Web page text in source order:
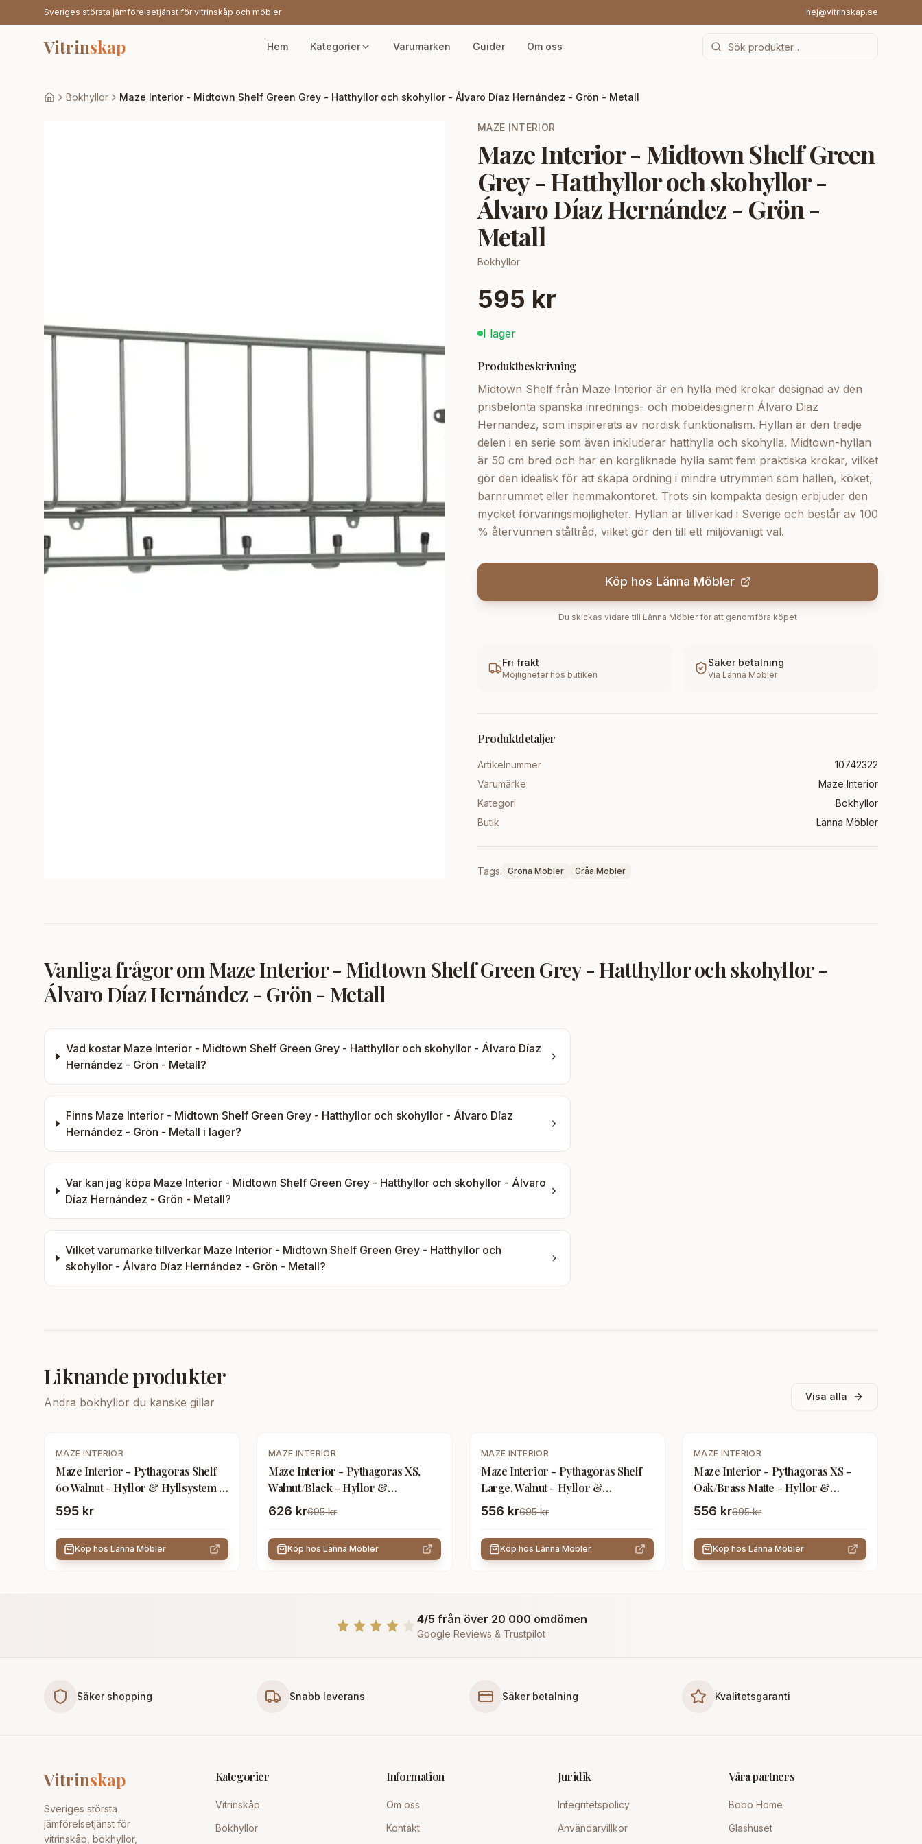
Sveriges största jämförelsetjänst för vitrinskåp och möbler hej@vitrinskap.se
Vitrinskap Hem Kategorier Varumärken Guider Om oss
Bokhyllor Maze Interior - Midtown Shelf Green Grey - Hatthyllor och skohyllor - Álvaro Díaz Hernández - Grön - Metall
MAZE INTERIOR
Maze Interior - Midtown Shelf Green
Grey - Hatthyllor och skohyllor -
Álvaro Díaz Hernández - Grön -
Metall
Bokhyllor
595 kr
I lager
Produktbeskrivning
Midtown Shelf från Maze Interior är en hylla med krokar designad av den
prisbelönta spanska inrednings- och möbeldesignern Álvaro Diaz
Hernandez, som inspirerats av nordisk funktionalism. Hyllan är den tredje
delen i en serie som även inkluderar hatthylla och skohylla. Midtown-hyllan
är 50 cm bred och har en korgliknade hylla samt fem praktiska krokar, vilket
gör den idealisk för att skapa ordning i mindre utrymmen som hallen, köket,
barnrummet eller hemmakontoret. Trots sin kompakta design erbjuder den
mycket förvaringsmöjligheter. Hyllan är tillverkad i Sverige och består av 100
% återvunnen ståltråd, vilket gör den till ett miljövänligt val.
Köp hos Länna Möbler
Du skickas vidare till Länna Möblerför att genomföra köpet
Fri frakt
Möjligheter hos butiken
Säker betalning
Via Länna Möbler
Produktdetaljer
Artikelnummer
10742322
Varumärke
Maze Interior
Kategori
Bokhyllor
Butik
Länna Möbler
Tags: Gröna Möbler Gråa Möbler
Vanliga frågor omMaze Interior - Midtown Shelf Green Grey - Hatthyllor och skohyllor -
Álvaro Díaz Hernández - Grön - Metall
Vad kostar Maze Interior - Midtown Shelf Green Grey - Hatthyllor och skohyllor - Álvaro Díaz
Hernández - Grön - Metall?
Finns Maze Interior - Midtown Shelf Green Grey - Hatthyllor och skohyllor - Álvaro Díaz
Hernández - Grön - Metall i lager?
Var kan jag köpa Maze Interior - Midtown Shelf Green Grey - Hatthyllor och skohyllor - Álvaro
Díaz Hernández - Grön - Metall?
Vilket varumärke tillverkar Maze Interior - Midtown Shelf Green Grey - Hatthyllor och
skohyllor - Álvaro Díaz Hernández - Grön - Metall?
Liknande produkter
Andra bokhyllor du kanske gillar Visa alla
MAZE INTERIOR
Maze Interior - Pythagoras Shelf
60 Walnut - Hyllor & Hyllsystem -
Gustav Rosén - Träfärgad - Trä
595 kr
Köp hos Länna Möbler
- 10%
MAZE INTERIOR
Maze Interior - Pythagoras XS,
Walnut/Black - Hyllor &
Hyllsystem - Gustav Rosén - Svart
626 kr695 kr
Köp hos Länna Möbler
- 20%
MAZE INTERIOR
Maze Interior - Pythagoras Shelf
Large, Walnut - Hyllor &
Hyllsystem - Gustav Rosén -
556 kr695 kr
Köp hos Länna Möbler
- 20%
MAZE INTERIOR
Maze Interior - Pythagoras XS -
Oak/Brass Matte - Hyllor &
Hyllsystem - Gustav Rosén - Svart
556 kr695 kr
Köp hos Länna Möbler
4/5 från över 20 000 omdömen
Google Reviews & Trustpilot
Säker shopping Snabb leverans Säker betalning Kvalitetsgaranti
Vitrinskap
Sveriges största
jämförelsetjänst för
vitrinskåp, bokhyllor,
Kategorier
Vitrinskåp
Bokhyllor
Information
Om oss
Kontakt
Juridik
Integritetspolicy
Användarvillkor
Våra partners
Bobo Home
Glashuset